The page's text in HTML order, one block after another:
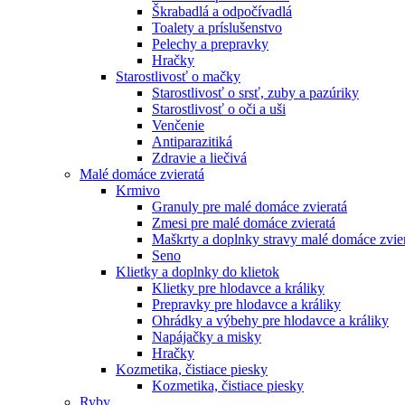
Škrabadlá a odpočívadlá
Toalety а príslušenstvo
Pelechy a prepravky
Hračky
Starostlivosť o mačky
Starostlivosť o srsť, zuby a pazúriky
Starostlivosť o oči a uši
Venčenie
Antiparazitiká
Zdravie a liečivá
Malé domáce zvieratá
Krmivo
Granuly pre malé domáce zvieratá
Zmesi pre malé domáce zvieratá
Maškrty a doplnky stravy malé domáce
Seno
Klietky a doplnky do klietok
Klietky pre hlodavce a králiky
Prepravky pre hlodavce a králiky
Ohrádky a výbehy pre hlodavce a králiky
Napájačky a misky
Hračky
Kozmetika, čistiace piesky
Kozmetika, čistiace piesky
Ryby